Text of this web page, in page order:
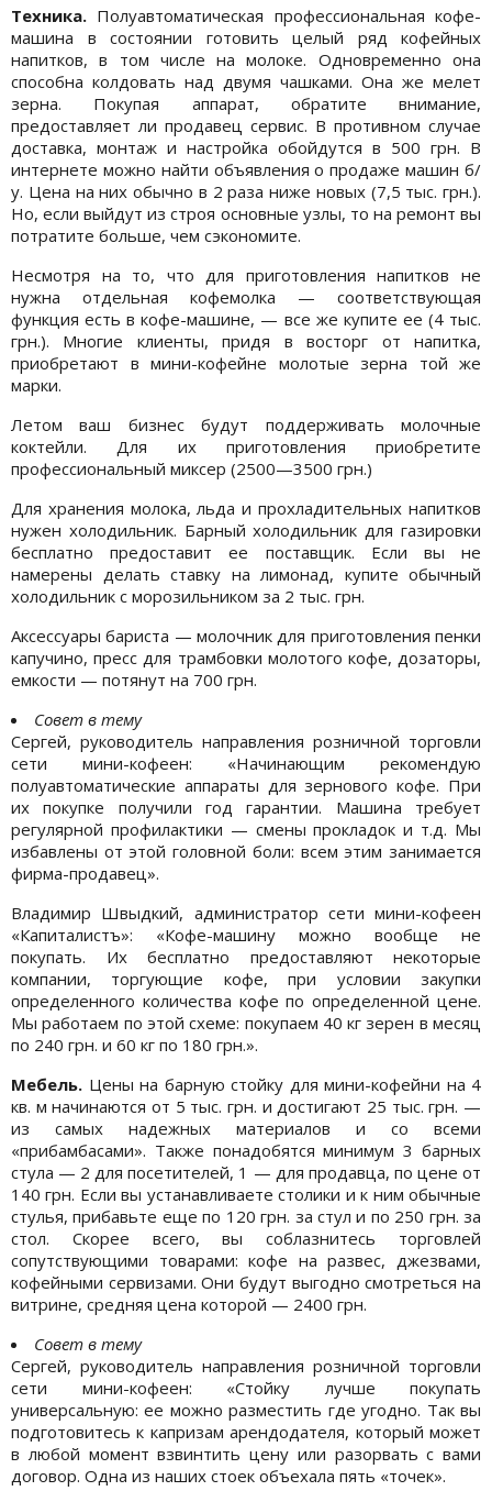
Техника. Полуавтоматическая профессиональная кофе-
машина в состоянии готовить целый ряд кофейных
напитков, в том числе на молоке. Одновременно она
способна колдовать над двумя чашками. Она же мелет
зерна. Покупая аппарат, обратите внимание,
предоставляет ли продавец сервис. В противном случае
доставка, монтаж и настройка обойдутся в 500 грн. В
интернете можно найти объявления о продаже машин б/
у. Цена на них обычно в 2 раза ниже новых (7,5 тыс. грн.).
Но, если выйдут из строя основные узлы, то на ремонт вы
потратите больше, чем сэкономите.
Несмотря на то, что для приготовления напитков не
нужна отдельная кофемолка — соответствующая
функция есть в кофе-машине, — все же купите ее (4 тыс.
грн.). Многие клиенты, придя в восторг от напитка,
приобретают в мини-кофейне молотые зерна той же
марки.
Летом ваш бизнес будут поддерживать молочные
коктейли. Для их приготовления приобретите
профессиональный миксер (2500—3500 грн.)
Для хранения молока, льда и прохладительных напитков
нужен холодильник. Барный холодильник для газировки
бесплатно предоставит ее поставщик. Если вы не
намерены делать ставку на лимонад, купите обычный
холодильник с морозильником за 2 тыс. грн.
Аксессуары бариста — молочник для приготовления пенки
капучино, пресс для трамбовки молотого кофе, дозаторы,
емкости — потянут на 700 грн.
Совет в тему
Сергей, руководитель направления розничной торговли
сети мини-кофеен: «Начинающим рекомендую
полуавтоматические аппараты для зернового кофе. При
их покупке получили год гарантии. Машина требует
регулярной профилактики — смены прокладок и т.д. Мы
избавлены от этой головной боли: всем этим занимается
фирма-продавец».
Владимир Швыдкий, администратор сети мини-кофеен
«Капиталистъ»: «Кофе-машину можно вообще не
покупать. Их бесплатно предоставляют некоторые
компании, торгующие кофе, при условии закупки
определенного количества кофе по определенной цене.
Мы работаем по этой схеме: покупаем 40 кг зерен в месяц
по 240 грн. и 60 кг по 180 грн.».
Мебель. Цены на барную стойку для мини-кофейни на 4
кв. м начинаются от 5 тыс. грн. и достигают 25 тыс. грн. —
из самых надежных материалов и со всеми
«прибамбасами». Также понадобятся минимум 3 барных
стула — 2 для посетителей, 1 — для продавца, по цене от
140 грн. Если вы устанавливаете столики и к ним обычные
стулья, прибавьте еще по 120 грн. за стул и по 250 грн. за
стол. Скорее всего, вы соблазнитесь торговлей
сопутствующими товарами: кофе на развес, джезвами,
кофейными сервизами. Они будут выгодно смотреться на
витрине, средняя цена которой — 2400 грн.
Совет в тему
Сергей, руководитель направления розничной торговли
сети мини-кофеен: «Стойку лучше покупать
универсальную: ее можно разместить где угодно. Так вы
подготовитесь к капризам арендодателя, который может
в любой момент взвинтить цену или разорвать с вами
договор. Одна из наших стоек объехала пять «точек».